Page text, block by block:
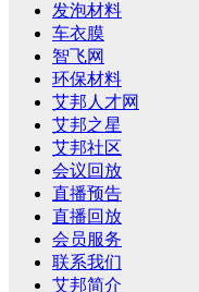
发泡材料
车衣膜
智飞网
环保材料
艾邦人才网
艾邦之星
艾邦社区
会议回放
直播预告
直播回放
会员服务
联系我们
艾邦简介